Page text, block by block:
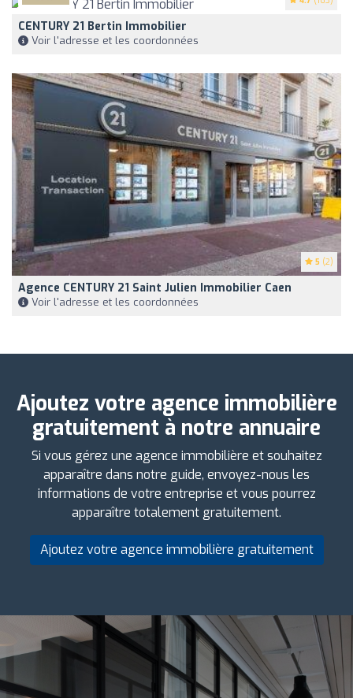
CENTURY 21 Bertin Immobilier
Voir l'adresse et les coordonnées
5 (2)
Agence CENTURY 21 Saint Julien Immobilier Caen
Voir l'adresse et les coordonnées
Ajoutez votre agence immobilière
gratuitement à notre annuaire
Si vous gérez une agence immobilière et souhaitez
apparaître dans notre guide, envoyez-nous les
informations de votre entreprise et vous pourrez
apparaître totalement gratuitement.
Ajoutez votre agence immobilière gratuitement